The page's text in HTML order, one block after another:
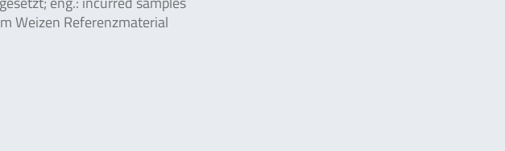
Weizen Referenzmaterial